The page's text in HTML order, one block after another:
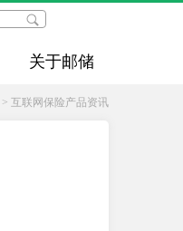
关于邮储
> 互联网保险产品资讯